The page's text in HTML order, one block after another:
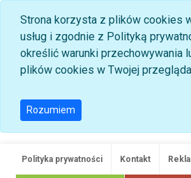
Strona korzysta z plików cookies
usług i zgodnie z Polityką
określić warunki przechowywania
plików cookies w Twojej
Rozumiem
Polityka prywatności Kontakt